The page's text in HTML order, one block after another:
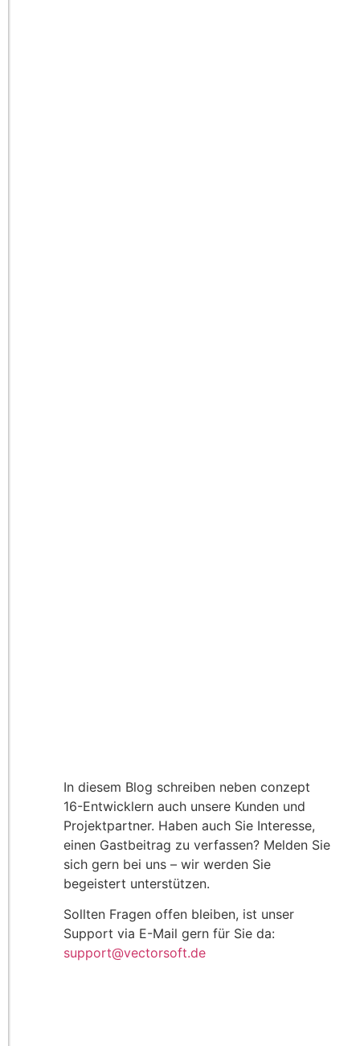
In diesem Blog schreiben neben conzept
16-Entwicklern auch unsere Kunden und
Projektpartner. Haben auch Sie Interesse,
einen Gastbeitrag zu verfassen? Melden Sie
sich gern bei uns – wir werden Sie
begeistert unterstützen.
Sollten Fragen offen bleiben, ist unser
Support via E-Mail gern für Sie da:
support@vectorsoft.de